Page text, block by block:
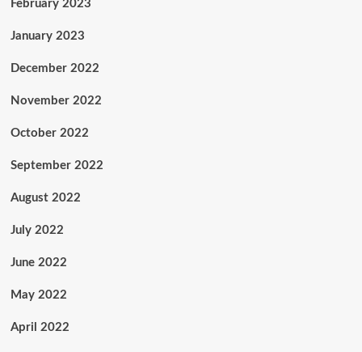
February 2023
January 2023
December 2022
November 2022
October 2022
September 2022
August 2022
July 2022
June 2022
May 2022
April 2022